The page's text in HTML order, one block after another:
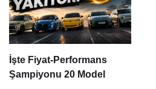
İşte Fiyat-Performans
Şampiyonu 20 Model